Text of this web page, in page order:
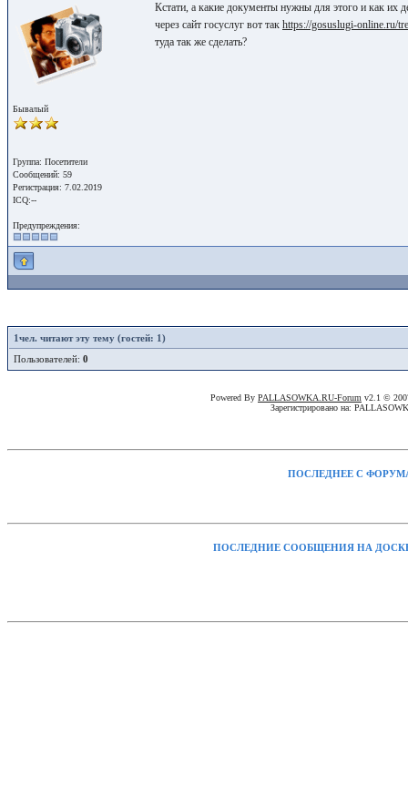
Бывалый
Группа: Посетители
Сообщений: 59
Регистрация: 7.02.2019
ICQ:--
Предупреждения:
Кстати, а какие документы нужны для этого и как их
через сайт госуслуг вот так https://gosuslugi-online.ru/
туда так же сделать?
1чел. читают эту тему (гостей: 1)
Пользователей: 0
Powered By PALLASOWKA.RU-Forum v2.1 ©
Зарегистрировано на:
ПОСЛЕДНЕЕ С
ПОСЛЕДНИЕ СООБЩЕНИЯ НА